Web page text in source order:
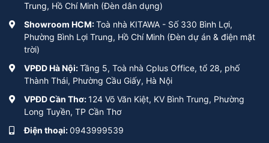
Trung, Hồ Chí Minh (Đèn dân dụng)
Showroom HCM:Toà nhà KITAWA - Số 330 Bình Lợi,
Phường Bình Lợi Trung, Hồ Chí Minh (Đèn dự án & điện mặt
trời)
VPĐD Hà Nội:Tầng 5, Toà nhà Cplus Office, tổ 28, phố
Thành Thái, Phường Cầu Giấy, Hà Nội
VPĐD Cần Thơ:124 Võ Văn Kiệt, KV Bình Trung, Phường
Long Tuyền, TP Cần Thơ
Điện thoại:0943999539